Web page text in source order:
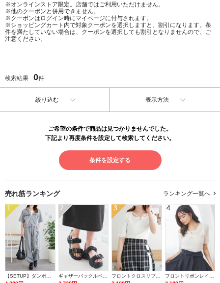
※オンラインストア限定。店舗ではご利用いただけません。
※他のクーポンと併用できません。
※クーポンはログイン時にマイページに付与されます。
※ショッピングカート内で対象クーポンを選択しますと、割引になります。条
件を満たしていない場合は、クーポンを選択しても割引となりませんので、ご
注意ください。
検索結果 0件
絞り込む 表示方法
ご希望の条件で商品は見つかりませんでした。
下記より再度条件を設定して検索してください。
条件を設定する
売れ筋ランキング ランキング一覧へ
1 2
ギャザーバックルベルトスポーツサンダル
3 4